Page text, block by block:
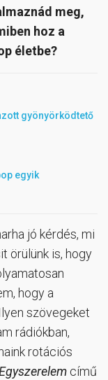
meg,
hoz a
életbe?
gyönyörködtető
egyik
jó kérdés, mi
örülünk is, hogy
hogy a
szövegeket
rádiókban,
rotációs
című